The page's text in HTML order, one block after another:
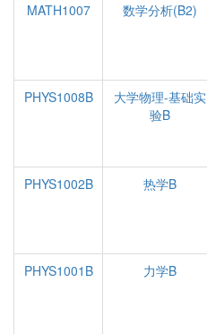
MATH1007
数学分析(B2)
PHYS1008B
大学物理-基础实
验B
PHYS1002B
热学B
PHYS1001B
力学B